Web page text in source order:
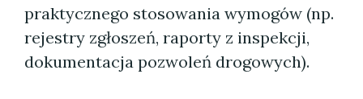
praktycznego stosowania wymogów (np.
rejestry zgłoszeń, raporty z inspekcji,
dokumentacja pozwoleń drogowych).